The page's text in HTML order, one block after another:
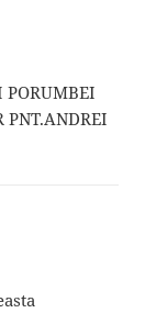
PORUMBEI
PNT.ANDREI